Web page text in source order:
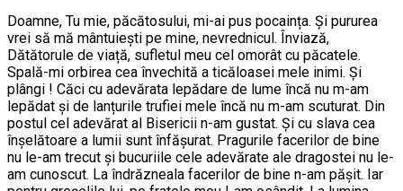
Doamne, Tu mie, păcătosului, mi-ai pus pocaința. Și pururea
vrei să mă mântuiești pe mine, nevrednicul. Înviază,
Dătătorule de viață, sufletul meu cel omorât cu păcatele.
Spală-mi orbirea cea învechită a ticăloasei mele inimi. Și
plângi ! Căci cu adevărata lepădare de lume încă nu m-am
lepădat și de lanțurile trufiei mele încă nu m-am scuturat. Din
postul cel adevărat al Bisericii n-am gustat. Și cu slava cea
înșelătoare a lumii sunt înfășurat. Pragurile facerilor de bine
nu le-am trecut și bucuriile cele adevărate ale dragostei nu le-
am cunoscut. La îndrăzneala facerilor de bine n-am pășit. Iar